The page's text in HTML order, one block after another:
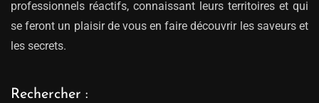
professionnels réactifs, connaissant leurs territoires et qui
se feront un plaisir de vous en faire découvrir les saveurs et
les secrets.
Rechercher :